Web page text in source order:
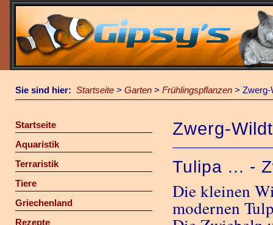
Sie sind hier: Startseite > Garten > Frühlingspflanzen > Zwerg-
Startseite
Aquaristik
Terraristik
Tiere
Griechenland
Rezepte
Zwerg-
Tulipa ... -
Die kleinen
modernen